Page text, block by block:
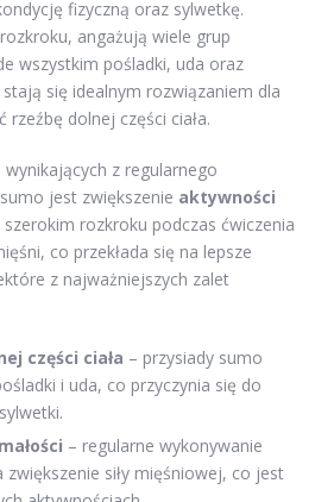
fizyczną oraz sylwetkę.
angażują wiele grup
wszystkim pośladki, uda oraz
się idealnym rozwiązaniem dla
dolnej części ciała.
wynikających z regularnego
jest zwiększenie aktywności
szerokim rozkroku podczas ćwiczenia
co przekłada się na lepsze
z najważniejszych zalet
części ciała – przysiady sumo
i uda, co przyczynia się do
– regularne wykonywanie
zwiększenie siły mięśniowej, co jest